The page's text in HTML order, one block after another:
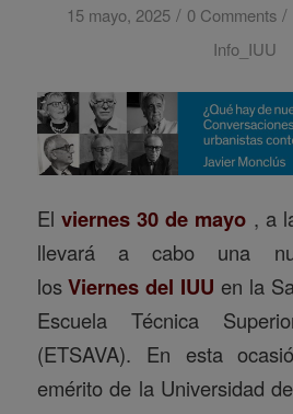
15 mayo, 2025 / 0 Comments /
Info_IUU
El viernes 30 de mayo , a
llevará a cabo una
losViernes del IUU en la
Escuela Técnica
(ETSAVA). En esta
emérito de la Universidad